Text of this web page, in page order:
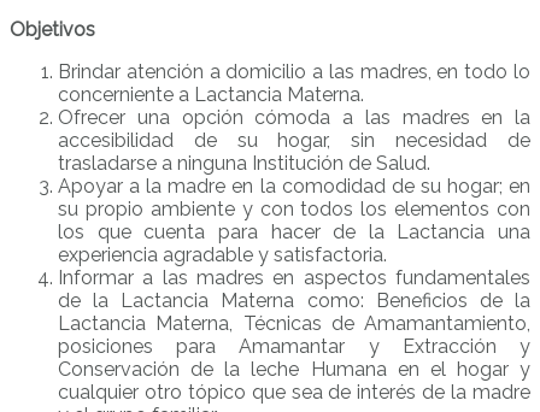
Objetivos
Brindar atención a domicilio a las madres, en todo lo
concerniente a Lactancia Materna.
Ofrecer una opción cómoda a las madres en la
accesibilidad de su hogar, sin necesidad de
trasladarse a ninguna Institución de Salud.
Apoyar a la madre en la comodidad de su hogar; en
su propio ambiente y con todos los elementos con
los que cuenta para hacer de la Lactancia una
experiencia agradable y satisfactoria.
Informar a las madres en aspectos fundamentales
de la Lactancia Materna como: Beneficios de la
Lactancia Materna, Técnicas de Amamantamiento,
posiciones para Amamantar y Extracción y
Conservación de la leche Humana en el hogar y
cualquier otro tópico que sea de interés de la madre